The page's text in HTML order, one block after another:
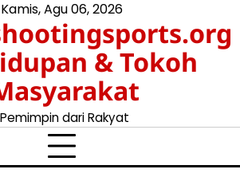
Kamis, Agu 06, 2026
& Tokoh
Pemimpin dari Rakyat